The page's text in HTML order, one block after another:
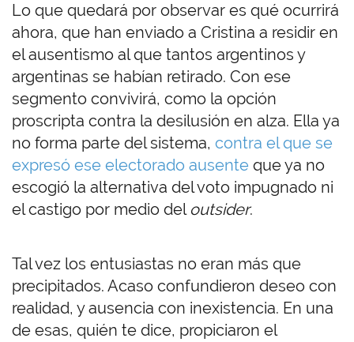
Lo que quedará por observar es qué ocurrirá
ahora, que han enviado a Cristina a residir en
el ausentismo al que tantos argentinos y
argentinas se habían retirado. Con ese
segmento convivirá, como la opción
proscripta contra la desilusión en alza. Ella ya
no forma parte del sistema, contra el que se
expresó ese electorado ausente que ya no
escogió la alternativa del voto impugnado ni
el castigo por medio del outsider.
Tal vez los entusiastas no eran más que
precipitados. Acaso confundieron deseo con
realidad, y ausencia con inexistencia. En una
de esas, quién te dice, propiciaron el